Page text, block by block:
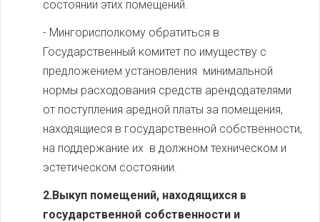
состоянии этих помещений.
- Мингорисполкому обратиться в
Государственный комитет по имуществу с
предложением установления минимальной
нормы расходования средств арендодателями
от поступления аредной платы за помещения,
находящиеся в государственной собственности,
на поддержание их в должном техническом и
эстетическом состоянии.
2.Выкуп помещений, находящихся в
государственной собственности и